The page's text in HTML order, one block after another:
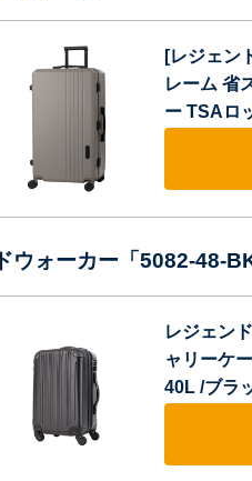
[レジェン
レーム 省
ー TSAロ
ウォーカー「5082-48-BK
レジェン
ャリーケ
40L /ブラ